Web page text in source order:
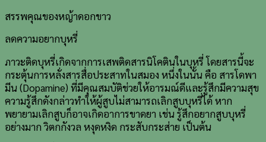
สรรพคุณของหญ้าดอกขาว
ลดความอยากบุหรี่
ภาวะติดบุหรี่เกิดจากการเสพติดสารนิโคตินในบุหรี่ โดยสารนี้จะ
กระตุ้นการหลั่งสารสื่อประสาทในสมอง หนึ่งในนั้น คือ สารโดพา
มีน (Dopamine) ที่มีคุณสมบัติช่วยให้อารมณ์ดีและรู้สึกมีความสุข
ความรู้สึกดังกล่าวทำให้ผู้สูบไม่สามารถเลิกสูบบุหรี่ได้ หาก
พยายามเลิกสูบก็อาจเกิดอาการขาดยา เช่น รู้สึกอยากสูบบุหรี่
อย่างมาก วิตกกังวล หงุดหงิด กระสับกระส่าย เป็นต้น